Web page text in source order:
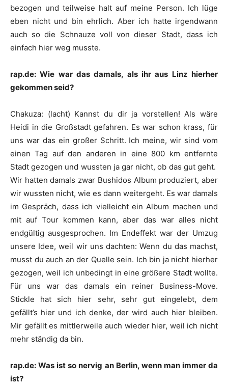
bezogen und teilweise halt auf meine Person. Ich lüge
eben nicht und bin ehrlich. Aber ich hatte irgendwann
auch so die Schnauze voll von dieser Stadt, dass ich
einfach hier weg musste.
rap.de: Wie war das damals, als ihr aus Linz hierher
gekommen seid?
Chakuza: (lacht) Kannst du dir ja vorstellen! Als wäre
Heidi in die Großstadt gefahren. Es war schon krass, für
uns war das ein großer Schritt. Ich meine, wir sind vom
einen Tag auf den anderen in eine 800 km entfernte
Stadt gezogen und wussten ja gar nicht, ob das gut geht.
Wir hatten damals zwar Bushidos Album produziert, aber
wir wussten nicht, wie es dann weitergeht. Es war damals
im Gespräch, dass ich vielleicht ein Album machen und
mit auf Tour kommen kann, aber das war alles nicht
endgültig ausgesprochen. Im Endeffekt war der Umzug
unsere Idee, weil wir uns dachten: Wenn du das machst,
musst du auch an der Quelle sein. Ich bin ja nicht hierher
gezogen, weil ich unbedingt in eine größere Stadt wollte.
Für uns war das damals ein reiner Business-Move.
Stickle hat sich hier sehr, sehr gut eingelebt, dem
gefällt’s hier und ich denke, der wird auch hier bleiben.
Mir gefällt es mittlerweile auch wieder hier, weil ich nicht
mehr ständig da bin.
rap.de: Was ist so nervig an Berlin, wenn man immer da
ist?